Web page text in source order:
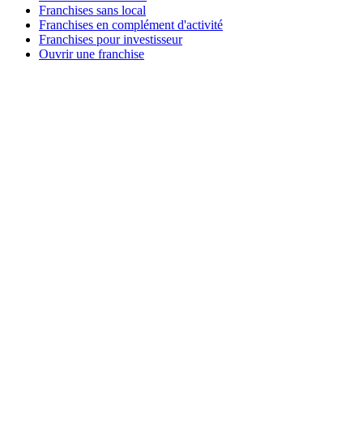
Franchises sans local
Franchises en complément d'activité
Franchises pour investisseur
Ouvrir une franchise